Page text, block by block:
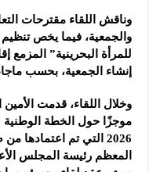
وناقش اللقاء مقترحات
والجمعية، فيما يخص
للمرأة البحرينية” المزمع
إنشاء الجمعية، بحسب
وخلال اللقاء، قدمت
2026 التي تم
المعظم رئيسة المجلس